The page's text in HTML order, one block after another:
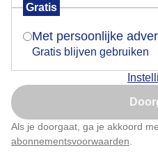
Gratis
Met persoonlijke
Gratis blijven gebruiken
Als je doorgaat, ga je akkoord
abonnementsvoorwaarden
Door: ben Saanen
Is goed,
Nu niet,
Klik hierom dit